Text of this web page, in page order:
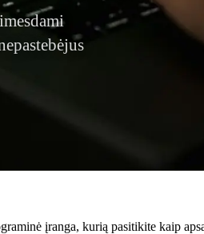
įranga, kurią pasitikite kaip